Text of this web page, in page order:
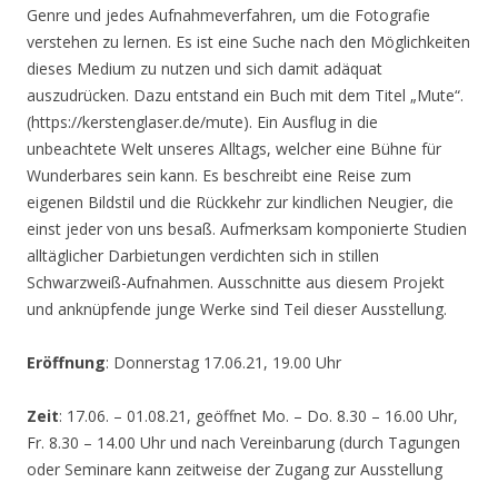
Genre und jedes Aufnahmeverfahren, um die Fotografie
verstehen zu lernen. Es ist eine Suche nach den Möglichkeiten
dieses Medium zu nutzen und sich damit adäquat
auszudrücken. Dazu entstand ein Buch mit dem Titel „Mute“.
(https://kerstenglaser.de/mute). Ein Ausflug in die
unbeachtete Welt unseres Alltags, welcher eine Bühne für
Wunderbares sein kann. Es beschreibt eine Reise zum
eigenen Bildstil und die Rückkehr zur kindlichen Neugier, die
einst jeder von uns besaß. Aufmerksam komponierte Studien
alltäglicher Darbietungen verdichten sich in stillen
Schwarzweiß-Aufnahmen. Ausschnitte aus diesem Projekt
und anknüpfende junge Werke sind Teil dieser Ausstellung.
Eröffnung: Donnerstag 17.06.21, 19.00 Uhr
Zeit: 17.06. – 01.08.21, geöffnet Mo. – Do. 8.30 – 16.00 Uhr,
Fr. 8.30 – 14.00 Uhr und nach Vereinbarung (durch Tagungen
oder Seminare kann zeitweise der Zugang zur Ausstellung